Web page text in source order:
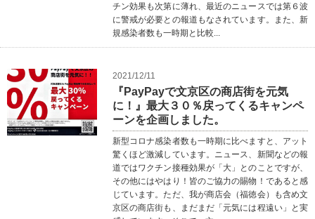
チン効果も次第に薄れ、最近のニュースでは第６波
に警戒が必要との報道もなされています。また、新
規感染者数も一時期と比較...
2021/12/11
『PayPayで文京区の商店街を元気
に！』最大３０％戻ってくるキャンペ
ーンを企画しました。
新型コロナ感染者数も一時期に比べますと、アット
驚くほど激減しています。ニュース、新聞などの報
道ではワクチン接種効果が「大」とのことですが、
その他にはやはり！皆のご協力の賜物！であると感
じています。ただ、我が商店会（福徳会）も含め文
京区の商店街も、まだまだ「元気には程遠い」と実